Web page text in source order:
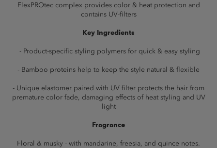
FlexPROtec complex provides color & heat protection and
contains UV-filters
Key Ingredients
- Product-specific styling polymers for quick & easy styling
- Bamboo proteins help to keep the style natural & flexible
- Unique elastomer paired with UV filter protects the hair from
premature color fade, damaging effects of heat styling and UV
light
Fragrance
Floral & musky - with mandarine, freesia, and quince notes.